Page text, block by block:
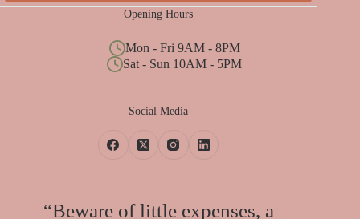
Opening Hours
Mon - Fri 9AM - 8PM
Sat - Sun 10AM - 5PM
Social Media
“Beware of little expenses, a